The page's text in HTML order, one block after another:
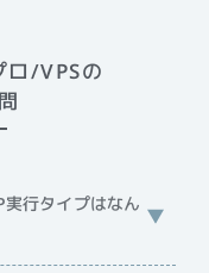
ロ/VPSの
行タイプはなん